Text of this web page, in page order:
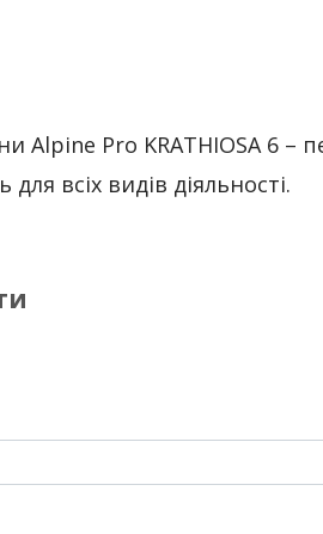
Alpine Pro KRATHIOSA 6 –
всіх видів діяльності.